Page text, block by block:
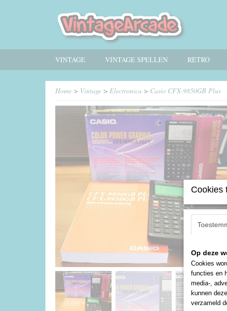
VINTAGE VINTAGE SPELLEN RETRO
Home > Vintage > Electronica > Casio CFX-9850GB Plus
Cookies
Op deze
Cookies
functies en
media-,
kunnen
verzameld